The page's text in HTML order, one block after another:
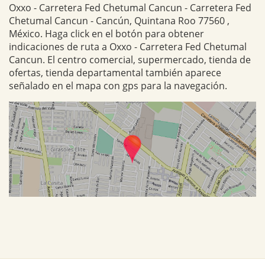
Oxxo - Carretera Fed Chetumal Cancun - Carretera Fed
Chetumal Cancun - Cancún, Quintana Roo 77560 ,
México. Haga click en el botón para obtener
indicaciones de ruta a Oxxo - Carretera Fed Chetumal
Cancun. El centro comercial, supermercado, tienda de
ofertas, tienda departamental también aparece
señalado en el mapa con gps para la navegación.